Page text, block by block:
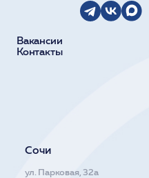
Вакансии
Контакты
Сочи
ул. Парковая, 32а